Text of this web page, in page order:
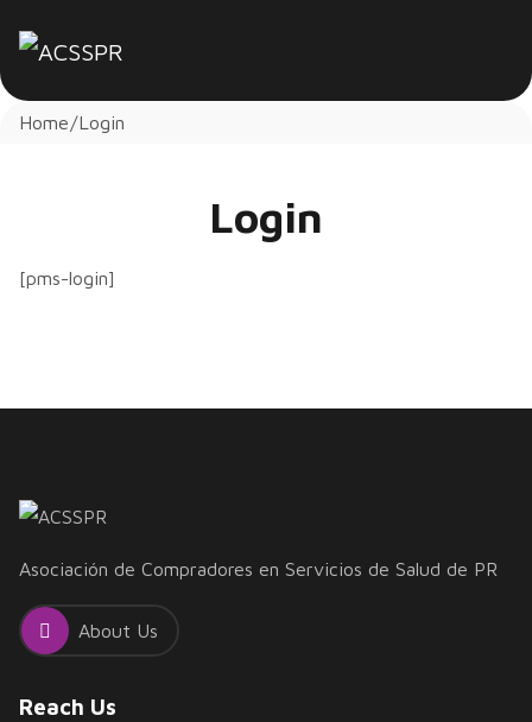
Home Login
Login
[pms-login]
Asociación de Compradores en Servicios de Salud de PR
About Us
Reach Us